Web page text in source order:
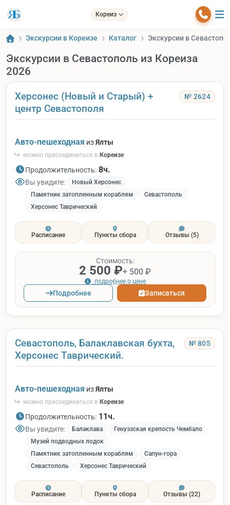
Кореиз
Экскурсии в Кореизе Каталог Экскурсии в
Экскурсии в Севастополь из Кореиза
2026
Херсонес (Новый и Старый) +
центр Севастополя
№ 2624
Авто-пешеходная изЯлты
можно присоединиться в Кореизе
Продолжительность: 8ч.
Вы увидите:
Новый Херсонес
Памятник затопленным кораблям
Севастополь
Херсонес Таврический
Расписание Пункты сбора Отзывы (5)
Стоимость:
2 500 ₽+ 500 ₽
подробнее о цене
Подробнее Записаться
Севастополь, Балаклавская бухта,
Херсонес Таврический.
№ 805
Авто-пешеходная изЯлты
можно присоединиться в Кореизе
Продолжительность: 11ч.
Вы увидите: Балаклава
Генуэзская крепость Чембало
Музей подводных лодок
Памятник затопленным кораблям
Сапун-гора
Севастополь
Херсонес Таврический
Расписание Пункты сбора Отзывы (22)